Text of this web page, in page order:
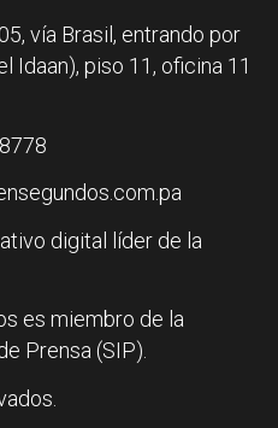
vía Brasil, entrando por
Idaan), piso 11, oficina 11
digital líder de la
es miembro de la
Prensa (SIP).